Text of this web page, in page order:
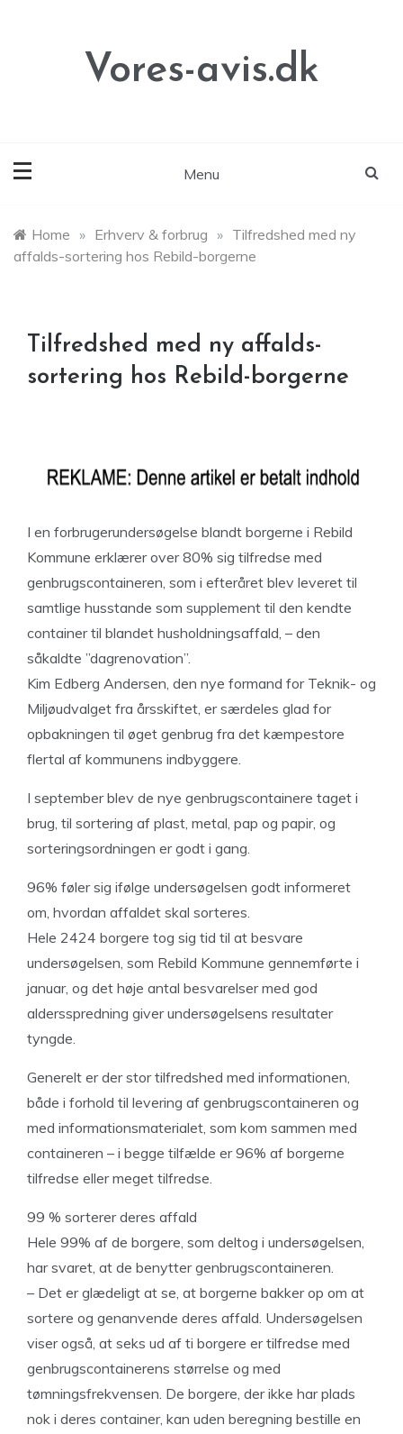
Vores-avis.dk
Menu
Home » Erhverv & forbrug » Tilfredshed med ny
affalds-sortering hos Rebild-borgerne
Tilfredshed med ny affalds-
sortering hos Rebild-borgerne
I en forbrugerundersøgelse blandt borgerne i Rebild
Kommune erklærer over 80% sig tilfredse med
genbrugscontaineren, som i efteråret blev leveret til
samtlige husstande som supplement til den kendte
container til blandet husholdningsaffald, – den
såkaldte ”dagrenovation”.
Kim Edberg Andersen, den nye formand for Teknik- og
Miljøudvalget fra årsskiftet, er særdeles glad for
opbakningen til øget genbrug fra det kæmpestore
flertal af kommunens indbyggere.
I september blev de nye genbrugscontainere taget i
brug, til sortering af plast, metal, pap og papir, og
sorteringsordningen er godt i gang.
96% føler sig ifølge undersøgelsen godt informeret
om, hvordan affaldet skal sorteres.
Hele 2424 borgere tog sig tid til at besvare
undersøgelsen, som Rebild Kommune gennemførte i
januar, og det høje antal besvarelser med god
aldersspredning giver undersøgelsens resultater
tyngde.
Generelt er der stor tilfredshed med informationen,
både i forhold til levering af genbrugscontaineren og
med informationsmaterialet, som kom sammen med
containeren – i begge tilfælde er 96% af borgerne
tilfredse eller meget tilfredse.
99 % sorterer deres affald
Hele 99% af de borgere, som deltog i undersøgelsen,
har svaret, at de benytter genbrugscontaineren.
– Det er glædeligt at se, at borgerne bakker op om at
sortere og genanvende deres affald. Undersøgelsen
viser også, at seks ud af ti borgere er tilfredse med
genbrugscontainerens størrelse og med
tømningsfrekvensen. De borgere, der ikke har plads
nok i deres container, kan uden beregning bestille en